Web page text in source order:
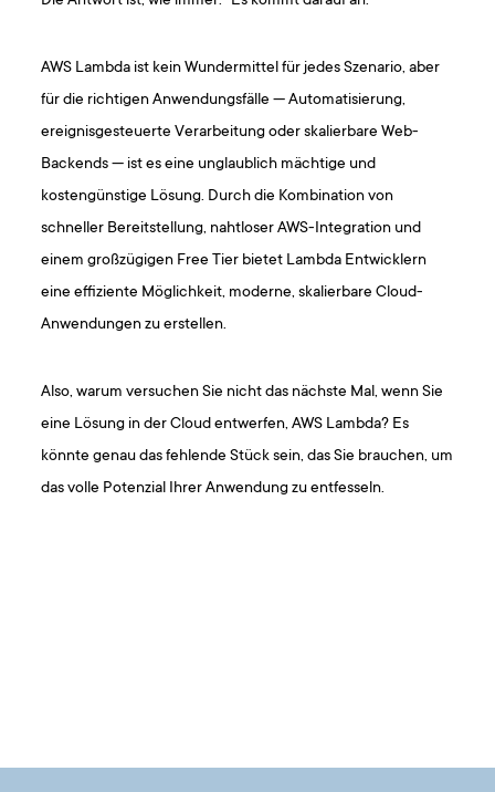
AWS Lambda ist kein Wundermittel für jedes Szenario, aber
für die richtigen Anwendungsfälle — Automatisierung,
ereignisgesteuerte Verarbeitung oder skalierbare Web-
Backends — ist es eine unglaublich mächtige und
kostengünstige Lösung. Durch die Kombination von
schneller Bereitstellung, nahtloser AWS-Integration und
einem großzügigen Free Tier bietet Lambda Entwicklern
eine effiziente Möglichkeit, moderne, skalierbare Cloud-
Anwendungen zu erstellen.
Also, warum versuchen Sie nicht das nächste Mal, wenn Sie
eine Lösung in der Cloud entwerfen, AWS Lambda? Es
könnte genau das fehlende Stück sein, das Sie brauchen, um
das volle Potenzial Ihrer Anwendung zu entfesseln.